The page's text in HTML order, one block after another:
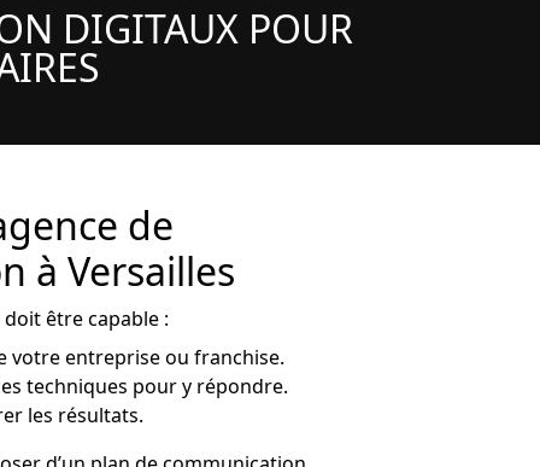
DIGITAUX POUR
de
à Versailles
être capable :
votre entreprise ou franchise.
techniques pour y répondre.
les résultats.